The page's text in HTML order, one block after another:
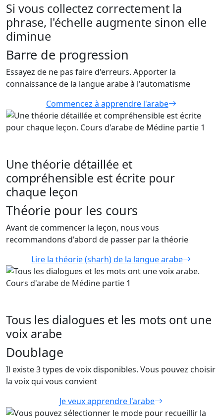
Si vous collectez correctement la
phrase, l'échelle augmente sinon elle
diminue
Barre de progression
Essayez de ne pas faire d'erreurs. Apporter la
connaissance de la langue arabe à l'automatisme
Commencez à apprendre l'arabe
Une théorie détaillée et
compréhensible est écrite pour
chaque leçon
Théorie pour les cours
Avant de commencer la leçon, nous vous
recommandons d'abord de passer par la théorie
Lire la théorie (sharh) de la langue arabe
Tous les dialogues et les mots ont une
voix arabe
Doublage
Il existe 3 types de voix disponibles. Vous pouvez choisir
la voix qui vous convient
Je veux apprendre l'arabe